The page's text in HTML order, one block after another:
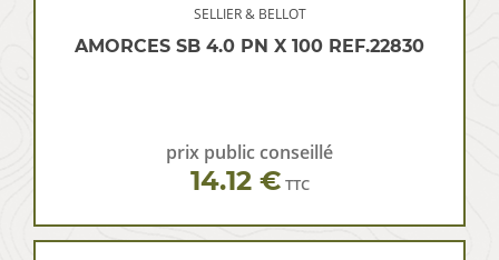
SELLIER & BELLOT
AMORCES SB 4.0 PN X 100 REF.22830
prix public conseillé
14.12 € TTC